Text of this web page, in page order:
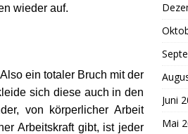
wieder auf.
ein totaler Bruch mit der
sich diese auch in den
von körperlicher Arbeit
Arbeitskraft gibt, ist jeder
Juni
Mai